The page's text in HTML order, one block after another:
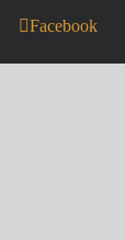
Facebook